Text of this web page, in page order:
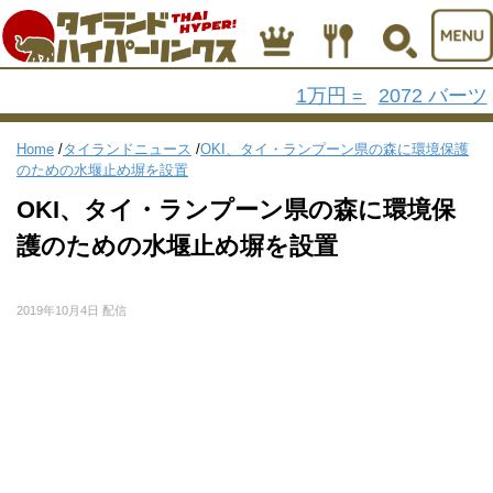
1万円 = 2072 バーツ
Home /タイランドニュース /OKI、タイ・ランプーン県の森に環境保護
のための水堰止め塀を設置
OKI、タイ・ランプーン県の森に環境保
護のための水堰止め塀を設置
2019年10月4日 配信